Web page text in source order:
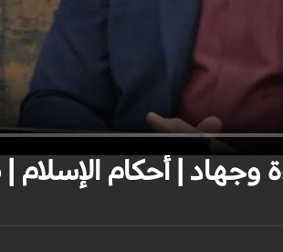
| أحكام الإسلام | 2026-05-26